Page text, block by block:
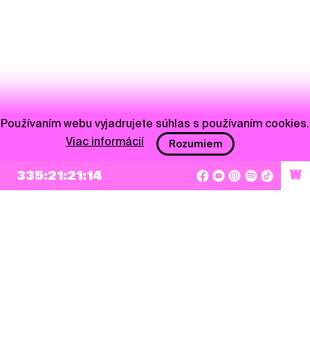
335:21:21:14 W
Používaním webu vyjadrujete súhlas s používaním cookies.
Viac informácií
Rozumiem